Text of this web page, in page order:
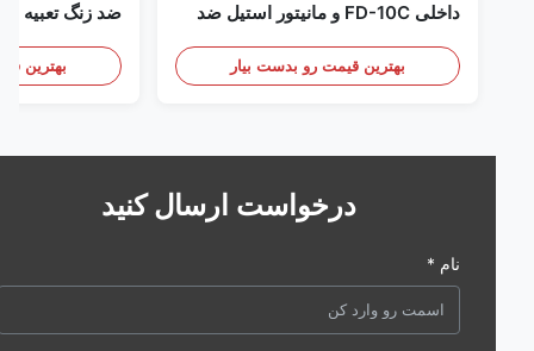
داخلی FD-10C و مانیتور استیل ضد
بهترین قیمت رو بدست بیار بهترین قیمت
درخواست ارسال کنید